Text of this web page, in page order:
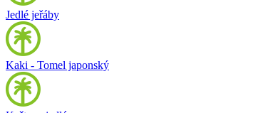
Jedlé jeřáby
Kaki - Tomel japonský